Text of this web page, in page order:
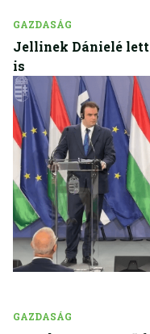
GAZDASÁG
Jellinek Dánielé
is
GAZDASÁG